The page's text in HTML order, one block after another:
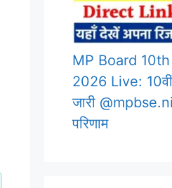
MP Board
2026 Live:
जारी
परिणाम